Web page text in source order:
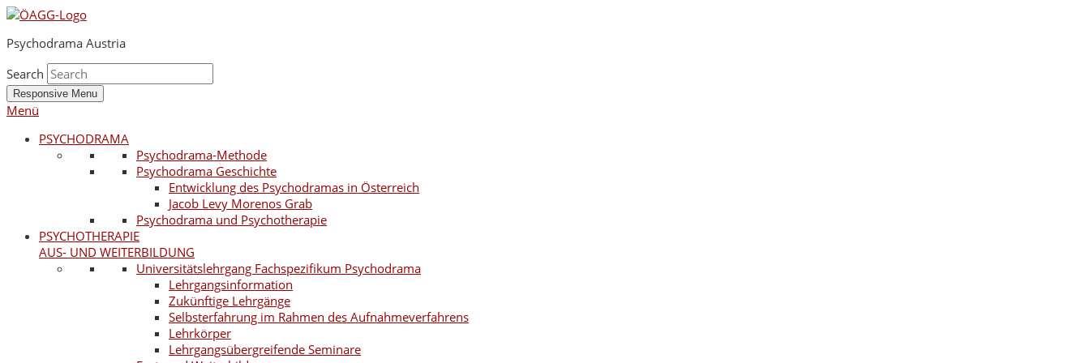
Psychodrama Austria
Search
Responsive Menu
Menü
PSYCHODRAMA
Psychodrama-Methode
Psychodrama Geschichte
Entwicklung des Psychodramas in Österreich
Jacob Levy Morenos Grab
Psychodrama und Psychotherapie
PSYCHOTHERAPIE
AUS- UND WEITERBILDUNG
Universitätslehrgang Fachspezifikum Psychodrama
Lehrgangsinformation
Zukünftige Lehrgänge
Selbsterfahrung im Rahmen des Aufnahmeverfahrens
Lehrkörper
Lehrgangsübergreifende Seminare